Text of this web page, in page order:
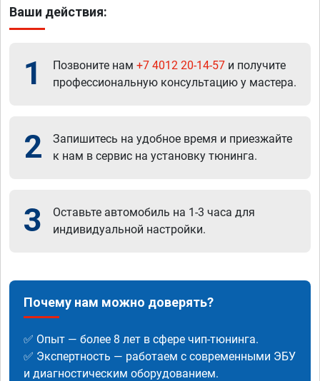
Ваши действия:
1 Позвоните нам +7 4012 20-14-57 и получите
профессиональную консультацию у мастера.
2
Запишитесь на удобное время и приезжайте
к нам в сервис на установку тюнинга.
3
Оставьте автомобиль на 1-3 часа для
индивидуальной настройки.
Почему нам можно доверять?
✅ Опыт — более 8 лет в сфере чип-тюнинга.
✅ Экспертность — работаем с современными ЭБУ
и диагностическим оборудованием.